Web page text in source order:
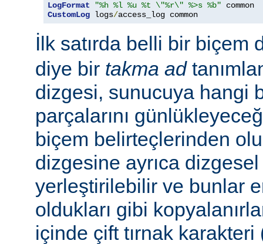
LogFormat "%h %l %u %t \"%r\" %>s %b"
CustomLog logs/access_log common
İlk satırda belli bir biçem
diye bir takma ad
dizgesi, sunucuya hangi
parçalarını
biçem belirteçlerinden
dizgesine ayrıca
yerleştirilebilir ve bunlar
oldukları gibi
içinde çift tırnak